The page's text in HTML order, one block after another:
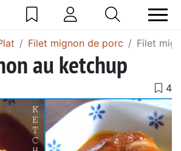
Filet mignon de porc Filet
au ketchup